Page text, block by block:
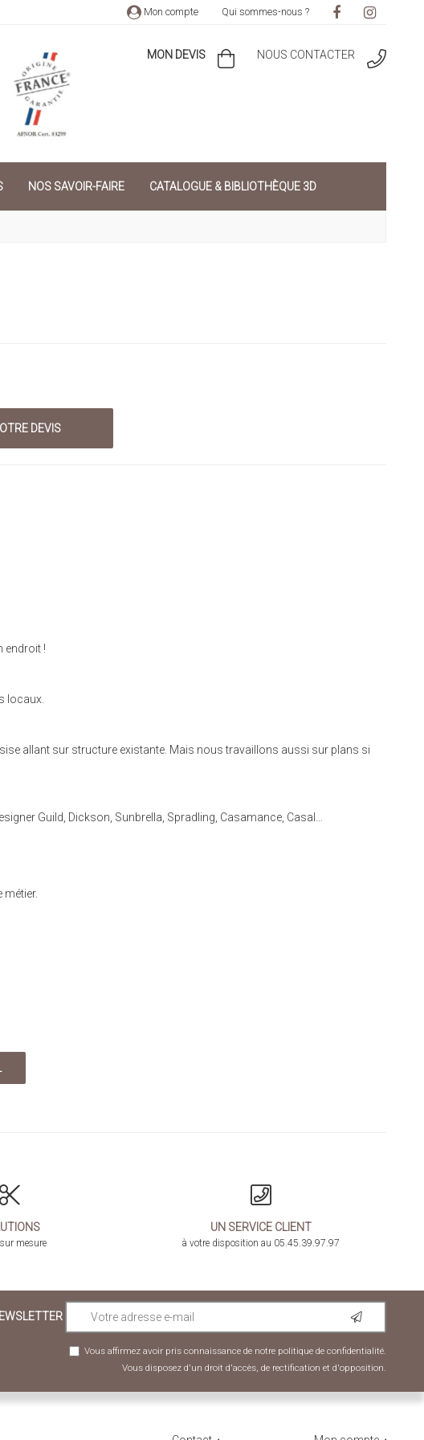
MON DEVIS NOUS CONTACTER
NOS SAVOIR-FAIRE CATALOGUE & BIBLIOTHÈQUE 3D
endroit !
locaux.
allant sur structure existante. Mais nous travaillons aussi sur plans si
Guild, Dickson, Sunbrella, Spradling, Casamance, Casal…
Mon compte Qui sommes-nous ?
mesure
UN SERVICE CLIENT
à votre disposition au 05.45.39.97.97
Vous affirmez avoir pris connaissance de notre politique de confidentialité
Vous disposez d'un droit d'accès, de rectification et d'opposition.